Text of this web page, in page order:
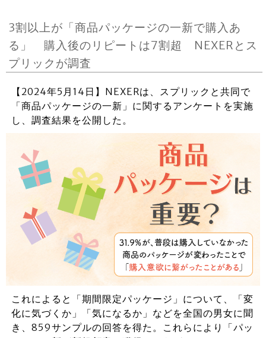
3割以上が「商品パッケージの一新で購入あ
る」 購入後のリピートは7割超 NEXERとス
プリックが調査
【2024年5月14日】NEXERは、スプリックと共同で
「商品パッケージの一新」に関するアンケートを実施
し、調査結果を公開した。
これによると「期間限定パッケージ」について、「変
化に気づくか」「気になるか」などを全国の男女に聞
き、859サンプルの回答を得た。これらにより「パッ